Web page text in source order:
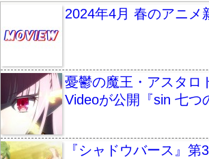
2024年4月 春のアニメ
憂鬱の魔王・アスタロ
Videoが公開『sin 七つ
『シャドウバース』